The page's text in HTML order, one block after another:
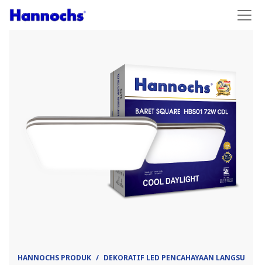
HANNOCHS PRODUK DEKORATIF LED PENCAHAYAAN LANGSUNG